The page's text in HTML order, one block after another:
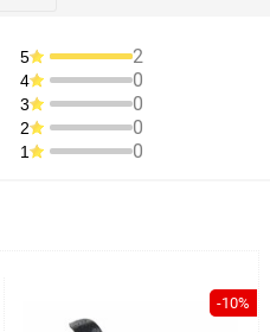
5 2
4 0
3 0
2 0
1 0
-10%